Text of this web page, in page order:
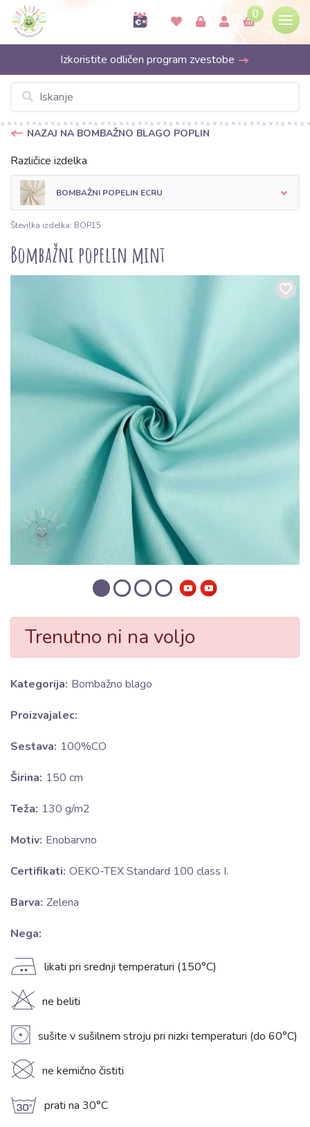
0
Izkoristite odličen program zvestobe
NAZAJ NA BOMBAŽNO BLAGO POPLIN
Različice izdelka
BOMBAŽNI POPELIN ECRU
Številka izdelka: BOP15
Bombažni popelin mint
Trenutno ni na voljo
Kategorija: Bombažno blago
Proizvajalec:
Sestava: 100%CO
Širina: 150 cm
Teža: 130 g/m2
Motiv: Enobarvno
Certifikati: OEKO-TEX Standard 100 class I.
Barva: Zelena
Nega:
E likati pri srednji temperaturi (150°C)
H ne beliti
V sušite v sušilnem stroju pri nizki temperaturi (do 60°C)
K ne kemično čistiti
g prati na 30°C